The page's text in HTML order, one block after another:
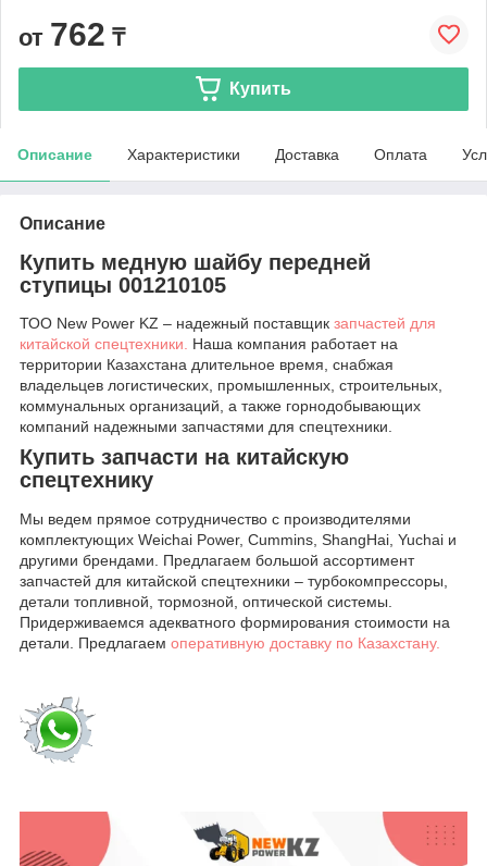
от 762 ₸
Купить
Описание Характеристики Доставка Оплата
Описание
Купить медную шайбу передней
ступицы 001210105
ТОО New Power KZ – надежный поставщик запчастей для
китайской спецтехники. Наша компания работает на
территории Казахстана длительное время, снабжая
владельцев логистических, промышленных, строительных,
коммунальных организаций, а также горнодобывающих
компаний надежными запчастями для спецтехники.
Купить запчасти на китайскую
спецтехнику
Мы ведем прямое сотрудничество с производителями
комплектующих Weichai Power, Cummins, ShangHai, Yuchai и
другими брендами. Предлагаем большой ассортимент
запчастей для китайской спецтехники – турбокомпрессоры,
детали топливной, тормозной, оптической системы.
Придерживаемся адекватного формирования стоимости на
детали. Предлагаем оперативную доставку по Казахстану.